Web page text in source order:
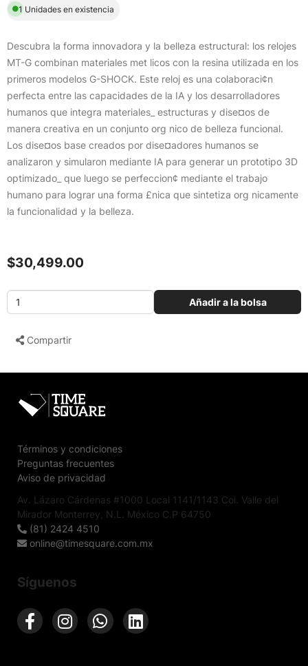
1 Unidades en existencia
Descubra la forma innovadora y la belleza estructural: los relojes
MT-G combinan materiales met licos con la resina utilizada en los
primeros modelos G-SHOCK. Este reloj es una colaboraci¢n
perfecta entre las capacidades de la IA y los desarrolladores
humanos que integra materiales_ estructuras y dise¤os de
manera creativa en un conjunto org nico de belleza funcional.
Los dise¤os base creados por dise¤adores humanos se
analizaron y simularon mediante IA para generar un prototipo 3D
optimizado_ que luego se perfeccion¢ mediante el trabajo
humano para lograr una forma £nica que sintetiza org nicamente
la funcionalidad y la belleza.
$30,499.00
Añadir a la bolsa
Compartir
Términos y condiciones
Preguntas frecuentes
Aviso de privacidad
Av. Lázaro Cárdenas #1000 Local 1141/1143 Col. Valle del
Mirador Monterrey, N.L. México C.P 64750
(81) 2424 4510
online@timesquare.com.mx
Síguenos